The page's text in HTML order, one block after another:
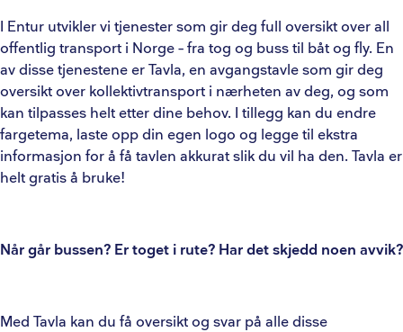
I Entur utvikler vi tjenester som gir deg full oversikt over all
offentlig transport i Norge – fra tog og buss til båt og fly. En
av disse tjenestene er Tavla, en avgangstavle som gir deg
oversikt over kollektivtransport i nærheten av deg, og som
kan tilpasses helt etter dine behov. I tillegg kan du endre
fargetema, laste opp din egen logo og legge til ekstra
informasjon for å få tavlen akkurat slik du vil ha den. Tavla er
helt gratis å bruke!
Når går bussen? Er toget i rute? Har det skjedd noen avvik?
Med Tavla kan du få oversikt og svar på alle disse